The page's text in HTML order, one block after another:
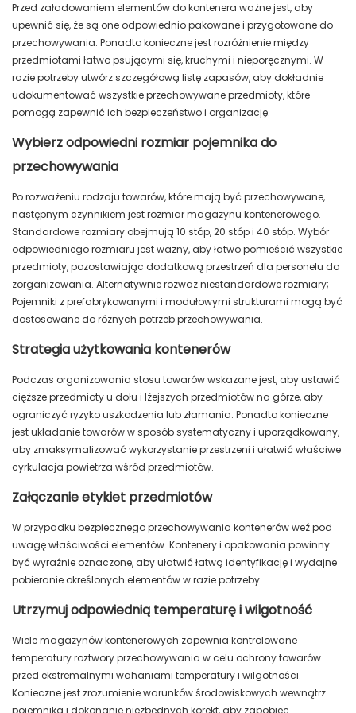
Przed załadowaniem elementów do kontenera ważne jest, aby
upewnić się, że są one odpowiednio pakowane i przygotowane do
przechowywania. Ponadto konieczne jest rozróżnienie między
przedmiotami łatwo psującymi się, kruchymi i nieporęcznymi. W
razie potrzeby utwórz szczegółową listę zapasów, aby dokładnie
udokumentować wszystkie przechowywane przedmioty, które
pomogą zapewnić ich bezpieczeństwo i organizację.
Wybierz odpowiedni rozmiar pojemnika do
przechowywania
Po rozważeniu rodzaju towarów, które mają być przechowywane,
następnym czynnikiem jest rozmiar magazynu kontenerowego.
Standardowe rozmiary obejmują 10 stóp, 20 stóp i 40 stóp. Wybór
odpowiedniego rozmiaru jest ważny, aby łatwo pomieścić wszystkie
przedmioty, pozostawiając dodatkową przestrzeń dla personelu do
zorganizowania. Alternatywnie rozważ niestandardowe rozmiary;
Pojemniki z prefabrykowanymi i modułowymi strukturami mogą być
dostosowane do różnych potrzeb przechowywania.
Strategia użytkowania kontenerów
Podczas organizowania stosu towarów wskazane jest, aby ustawić
cięższe przedmioty u dołu i lżejszych przedmiotów na górze, aby
ograniczyć ryzyko uszkodzenia lub złamania. Ponadto konieczne
jest układanie towarów w sposób systematyczny i uporządkowany,
aby zmaksymalizować wykorzystanie przestrzeni i ułatwić właściwe
cyrkulacja powietrza wśród przedmiotów.
Załączanie etykiet przedmiotów
W przypadku bezpiecznego przechowywania kontenerów weź pod
uwagę właściwości elementów. Kontenery i opakowania powinny
być wyraźnie oznaczone, aby ułatwić łatwą identyfikację i wydajne
pobieranie określonych elementów w razie potrzeby.
Utrzymuj odpowiednią temperaturę i wilgotność
Wiele magazynów kontenerowych zapewnia kontrolowane
temperatury roztwory przechowywania w celu ochrony towarów
przed ekstremalnymi wahaniami temperatury i wilgotności.
Konieczne jest zrozumienie warunków środowiskowych wewnątrz